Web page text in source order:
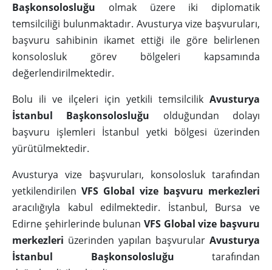
Başkonsolosluğu olmak üzere iki diplomatik
temsilciliği bulunmaktadır. Avusturya vize başvuruları,
başvuru sahibinin ikamet ettiği ile göre belirlenen
konsolosluk görev bölgeleri kapsamında
değerlendirilmektedir.
Bolu ili ve ilçeleri için yetkili temsilcilik Avusturya
İstanbul Başkonsolosluğu olduğundan dolayı
başvuru işlemleri İstanbul yetki bölgesi üzerinden
yürütülmektedir.
Avusturya vize başvuruları, konsolosluk tarafından
yetkilendirilen VFS Global vize başvuru merkezleri
aracılığıyla kabul edilmektedir. İstanbul, Bursa ve
Edirne şehirlerinde bulunan VFS Global vize başvuru
merkezleri üzerinden yapılan başvurular Avusturya
İstanbul Başkonsolosluğu tarafından